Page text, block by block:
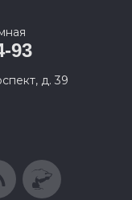
93
д. 39